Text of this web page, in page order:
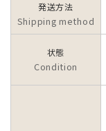
発送方法
Shipping method
状態
Condition